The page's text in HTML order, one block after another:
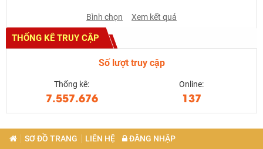
Bình chọn Xem kết quả
THỐNG KÊ TRUY CẬP
Số lượt truy cập
Thống kê:
7.557.676
Online:
137
SƠ ĐỒ TRANG LIÊN HỆ ĐĂNG NHẬP